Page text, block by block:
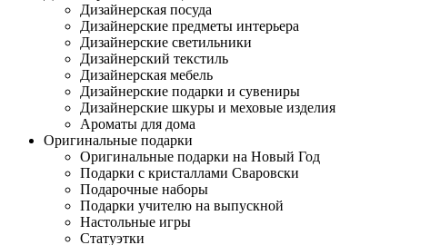
Дизайнерская посуда
Дизайнерские предметы интерьера
Дизайнерские светильники
Дизайнерский текстиль
Дизайнерская мебель
Дизайнерские подарки и сувениры
Дизайнерские шкуры и меховые изделия
Ароматы для дома
Оригинальные подарки
Оригинальные подарки на Новый Год
Подарки с кристаллами Сваровски
Подарочные наборы
Подарки учителю на выпускной
Настольные игры
Статуэтки